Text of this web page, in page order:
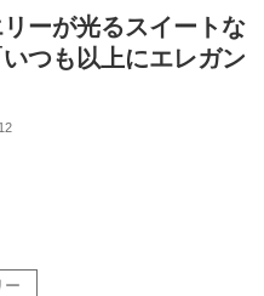
ーが光るスイートな
つも以上にエレガン
ー